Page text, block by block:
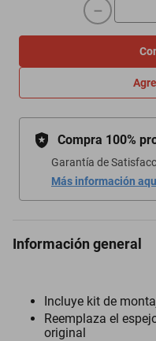
－
Compra 100%
Garantía de
Más información
Información general
Incluye kit de
Reemplaza el
original